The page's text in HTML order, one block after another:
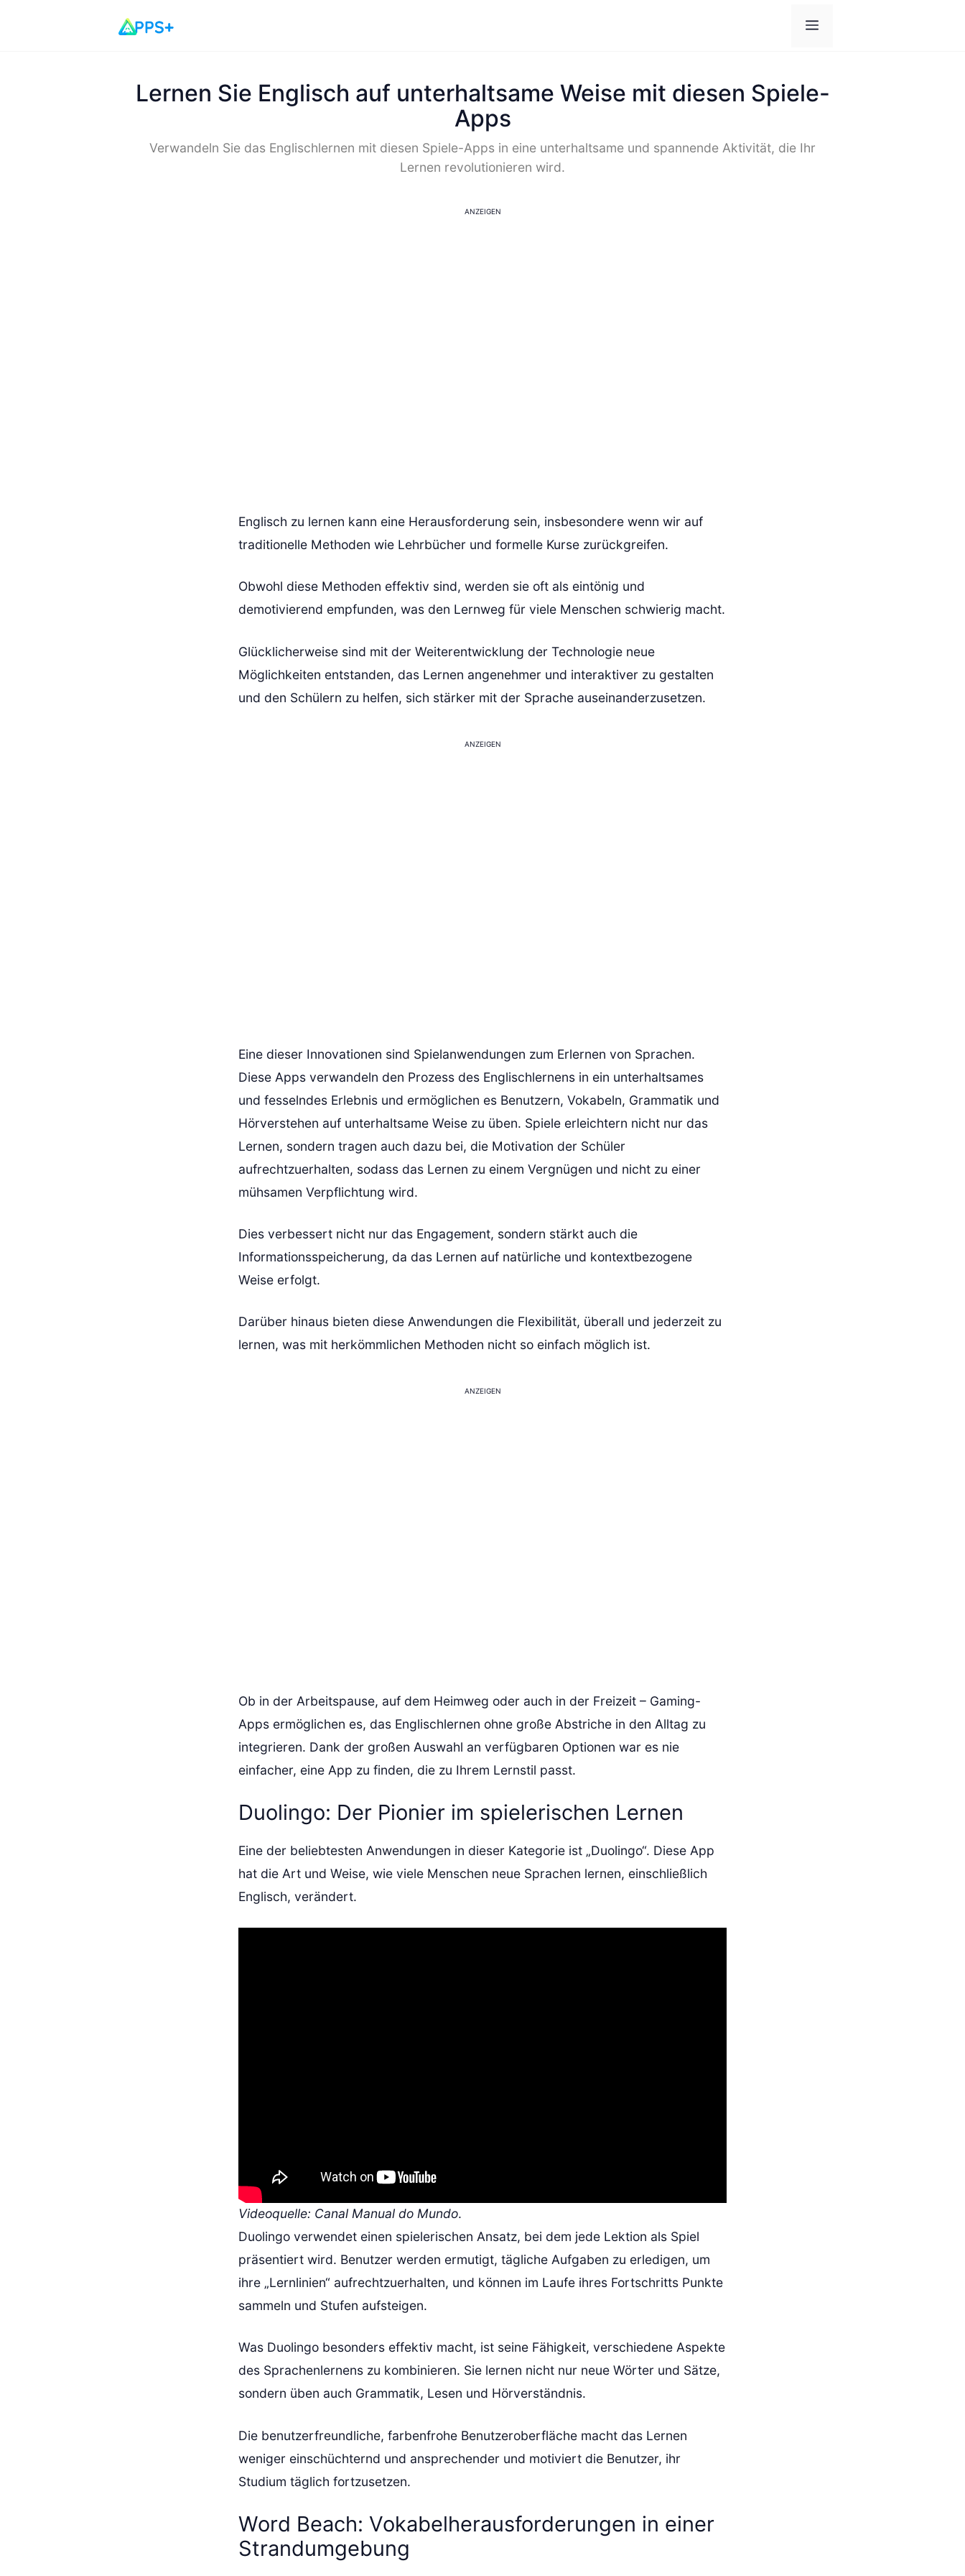
Menü
Lernen Sie Englisch auf unterhaltsame Weise mit diesen Spiele-
Apps
Verwandeln Sie das Englischlernen mit diesen Spiele-Apps in eine unterhaltsame und spannende Aktivität, die Ihr
Lernen revolutionieren wird.
ANZEIGEN
Englisch zu lernen kann eine Herausforderung sein, insbesondere wenn wir auf
traditionelle Methoden wie Lehrbücher und formelle Kurse zurückgreifen.
Obwohl diese Methoden effektiv sind, werden sie oft als eintönig und
demotivierend empfunden, was den Lernweg für viele Menschen schwierig macht.
Glücklicherweise sind mit der Weiterentwicklung der Technologie neue
Möglichkeiten entstanden, das Lernen angenehmer und interaktiver zu gestalten
und den Schülern zu helfen, sich stärker mit der Sprache auseinanderzusetzen.
ANZEIGEN
Eine dieser Innovationen sind Spielanwendungen zum Erlernen von Sprachen.
Diese Apps verwandeln den Prozess des Englischlernens in ein unterhaltsames
und fesselndes Erlebnis und ermöglichen es Benutzern, Vokabeln, Grammatik und
Hörverstehen auf unterhaltsame Weise zu üben. Spiele erleichtern nicht nur das
Lernen, sondern tragen auch dazu bei, die Motivation der Schüler
aufrechtzuerhalten, sodass das Lernen zu einem Vergnügen und nicht zu einer
mühsamen Verpflichtung wird.
Dies verbessert nicht nur das Engagement, sondern stärkt auch die
Informationsspeicherung, da das Lernen auf natürliche und kontextbezogene
Weise erfolgt.
Darüber hinaus bieten diese Anwendungen die Flexibilität, überall und jederzeit zu
lernen, was mit herkömmlichen Methoden nicht so einfach möglich ist.
ANZEIGEN
Ob in der Arbeitspause, auf dem Heimweg oder auch in der Freizeit – Gaming-
Apps ermöglichen es, das Englischlernen ohne große Abstriche in den Alltag zu
integrieren. Dank der großen Auswahl an verfügbaren Optionen war es nie
einfacher, eine App zu finden, die zu Ihrem Lernstil passt.
Duolingo: Der Pionier im spielerischen Lernen
Eine der beliebtesten Anwendungen in dieser Kategorie ist „Duolingo“. Diese App
hat die Art und Weise, wie viele Menschen neue Sprachen lernen, einschließlich
Englisch, verändert.
Videoquelle: Canal Manual do Mundo.
Duolingo verwendet einen spielerischen Ansatz, bei dem jede Lektion als Spiel
präsentiert wird. Benutzer werden ermutigt, tägliche Aufgaben zu erledigen, um
ihre „Lernlinien“ aufrechtzuerhalten, und können im Laufe ihres Fortschritts Punkte
sammeln und Stufen aufsteigen.
Was Duolingo besonders effektiv macht, ist seine Fähigkeit, verschiedene Aspekte
des Sprachenlernens zu kombinieren. Sie lernen nicht nur neue Wörter und Sätze,
sondern üben auch Grammatik, Lesen und Hörverständnis.
Die benutzerfreundliche, farbenfrohe Benutzeroberfläche macht das Lernen
weniger einschüchternd und ansprechender und motiviert die Benutzer, ihr
Studium täglich fortzusetzen.
Word Beach: Vokabelherausforderungen in einer
Strandumgebung